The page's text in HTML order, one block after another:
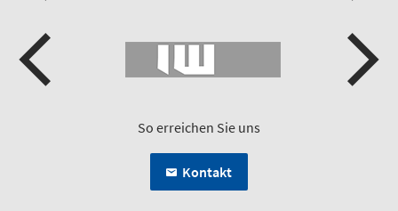
So erreichen Sie uns
Kontakt